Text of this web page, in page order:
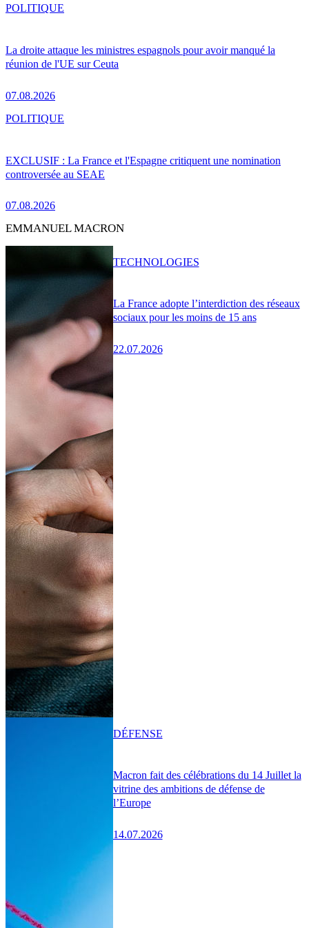
La droite attaque les ministres espagnols pour avoir manqué la
réunion de l'UE sur Ceuta
07.08.2026
POLITIQUE
EXCLUSIF : La France et l'Espagne critiquent une nomination
controversée au SEAE
07.08.2026
POLITIQUE
EMMANUEL MACRON
La France adopte l’interdiction des réseaux
sociaux pour les moins de 15 ans
22.07.2026
TECHNOLOGIES
Macron fait des célébrations du 14 Juillet la
vitrine des ambitions de défense de
l’Europe
14.07.2026
DÉFENSE